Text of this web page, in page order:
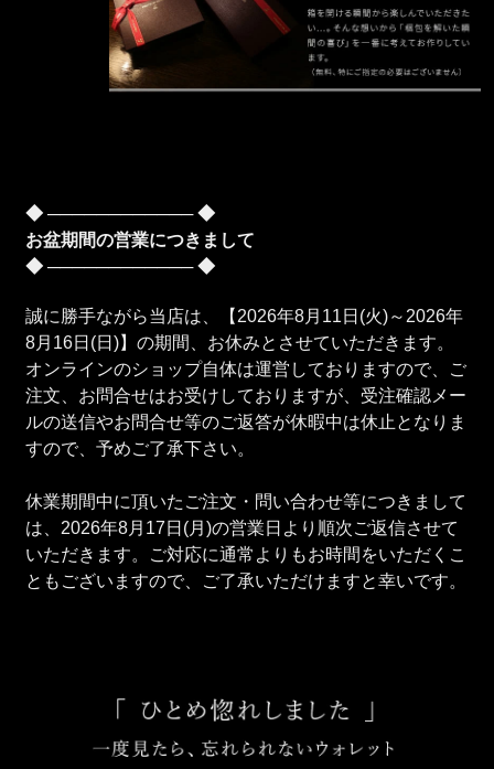
◆ ──────────── ◆
お盆期間の営業につきまして
◆ ──────────── ◆
誠に勝手ながら当店は、【2026年8月11日(火)～2026年
8月16日(日)】の期間、お休みとさせていただきます。
オンラインのショップ自体は運営しておりますので、ご
注文、お問合せはお受けしておりますが、受注確認メー
ルの送信やお問合せ等のご返答が休暇中は休止となりま
すので、予めご了承下さい。
休業期間中に頂いたご注文・問い合わせ等につきまして
は、2026年8月17日(月)の営業日より順次ご返信させて
いただきます。ご対応に通常よりもお時間をいただくこ
ともございますので、ご了承いただけますと幸いです。